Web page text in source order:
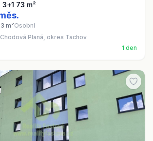
73 m²
m²Osobní
Planá, okres Tachov
1 den